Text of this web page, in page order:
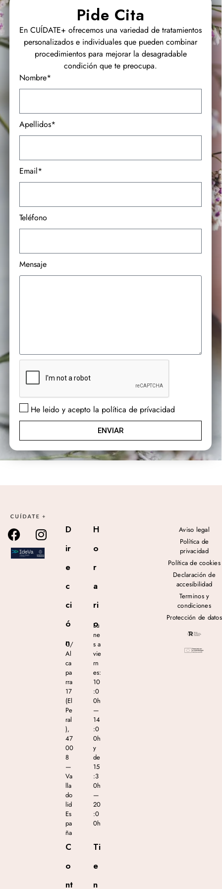
Pide Cita
En CUÍDATE+ ofrecemos una variedad de tratamientos
personalizados e individuales que pueden combinar
procedimientos para mejorar la desagradable
condición que te preocupa.
Nombre*
Apellidos*
Email*
Teléfono
Mensaje
He leido y acepto la política de prívacidad
ENVIAR
D
ir
e
c
ci
ó
n
C/
Al
ca
pa
rra
17
(El
Pe
ral
),
47
00
8
—
Va
lla
do
lid
Es
pa
ña
C
o
nt
H
o
r
a
ri
o
Lu
ne
s a
vie
rn
es:
10
:0
0h
—
14
:0
0h
y
de
15
:3
0h
—
20
:0
0h
Ti
e
n
Aviso legal
Política de
privacidad
Política de cookies
Declaración de
accesibilidad
Terminos y
condiciones
Protección de datos